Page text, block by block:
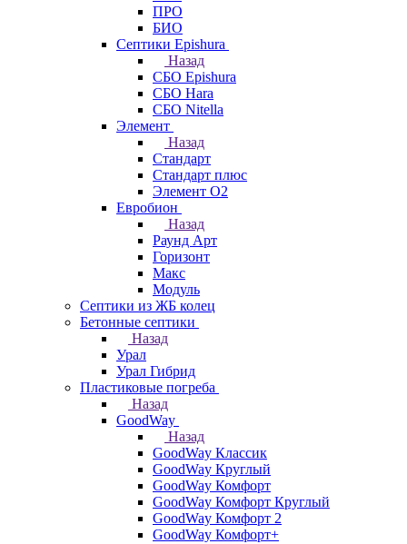
ПРО
БИО
Септики Epishura
Назад
СБО Epishura
СБО Hara
СБО Nitella
Элемент
Назад
Стандарт
Стандарт плюс
Элемент О2
Евробион
Назад
Раунд Арт
Горизонт
Макс
Модуль
Септики из ЖБ колец
Бетонные септики
Назад
Урал
Урал Гибрид
Пластиковые погреба
Назад
GoodWay
Назад
GoodWay Классик
GoodWay Круглый
GoodWay Комфорт
GoodWay Комфорт Круглый
GoodWay Комфорт 2
GoodWay Комфорт+